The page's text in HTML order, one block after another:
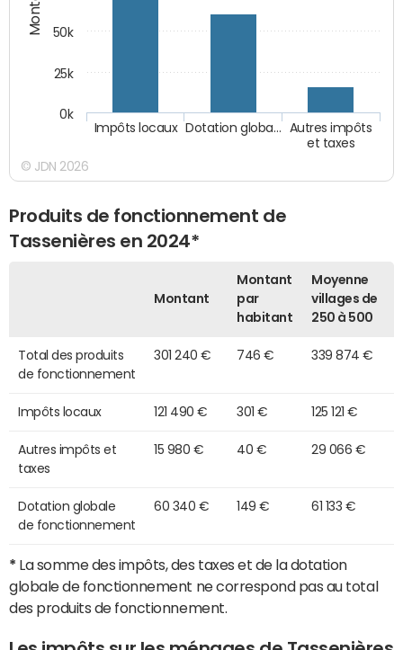
Autres impôts
et taxes
Dotation globa…
Impôts locaux
0k
25k
50k
© JDN 2026
Produits de fonctionnement de
Tassenières en 2024*
Montant
Montant
par
habitant
Moyenne
villages de
250 à 500
Total des produits
de fonctionnement
301 240 € 746 € 339 874 €
Impôts locaux 121 490 € 301 € 125 121 €
Autres impôts et
taxes
15 980 € 40 € 29 066 €
Dotation globale
de fonctionnement
60 340 € 149 € 61 133 €
* La somme des impôts, des taxes et de la dotation
globale de fonctionnement ne correspond pas au total
des produits de fonctionnement.